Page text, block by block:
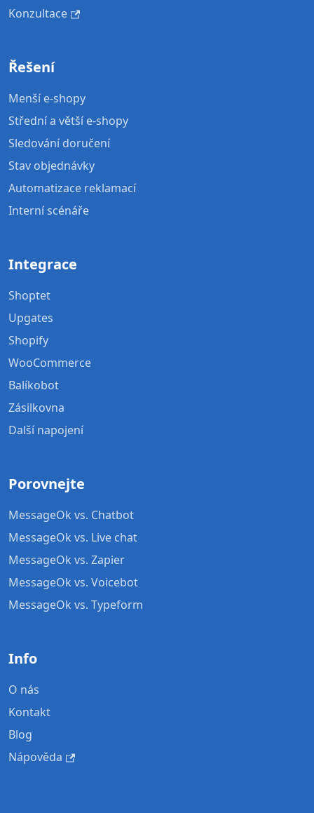
Konzultace
Řešení
Menší e-shopy
Střední a větší e-shopy
Sledování doručení
Stav objednávky
Automatizace reklamací
Interní scénáře
Integrace
Shoptet
Upgates
Shopify
WooCommerce
Balíkobot
Zásilkovna
Další napojení
Porovnejte
MessageOk vs. Chatbot
MessageOk vs. Live chat
MessageOk vs. Zapier
MessageOk vs. Voicebot
MessageOk vs. Typeform
Info
O nás
Kontakt
Blog
Nápověda